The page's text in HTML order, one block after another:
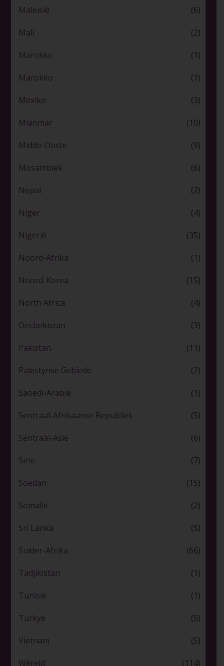
Maleisië (6)
Mali (2)
Marokko (1)
Marokko (1)
Mexiko (3)
Mianmar (10)
Midde-Ooste (9)
Mosambiek (6)
Nepal (2)
Niger (4)
Nigerië (35)
Noord-Afrika (1)
Noord-Korea (15)
North Africa (4)
Oesbekistan (3)
Pakistan (11)
Palestynse Gebiede (2)
Saoedi-Arabië (1)
Sentraal-Afrikaanse Republiek (5)
Sentraal-Asië (6)
Sirië (7)
Soedan (15)
Somalië (2)
Sri Lanka (5)
Suider-Afrika (66)
Tadjikistan (1)
Tunisië (1)
Turkye (5)
Viëtnam (5)
Wêreld (114)